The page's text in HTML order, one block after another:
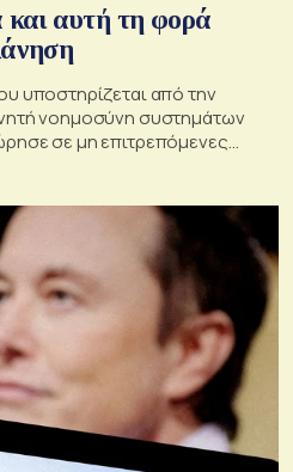
αυτή τη φορά
υποστηρίζεται από την
νοημοσύνη συστημάτων
σε μη επιτρεπόμενες